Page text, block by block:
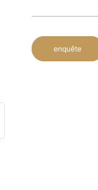
enquête